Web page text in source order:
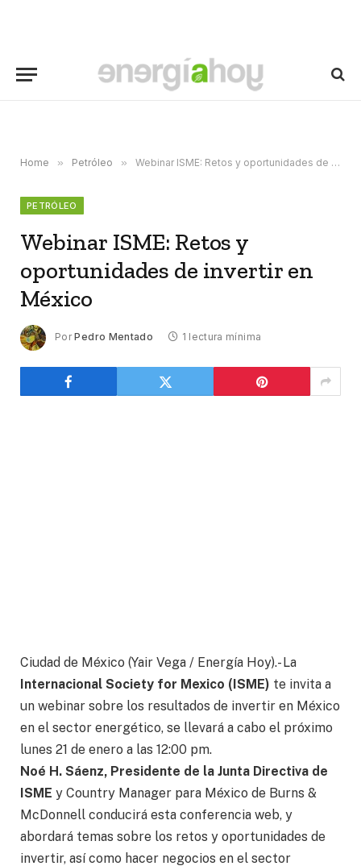
Home » Petróleo » Webinar ISME: Retos y oportunidades de invertir en México
PETRÓLEO
Webinar ISME: Retos y
oportunidades de invertir en
México
Por Pedro Mentado 1 lectura mínima
Ciudad de México (Yair Vega / Energía Hoy).- La
Internacional Society for Mexico (ISME) te invita a
un webinar sobre los resultados de invertir en México
en el sector energético, se llevará a cabo el próximo
lunes 21 de enero a las 12:00 pm.
Noé H. Sáenz, Presidente de la Junta Directiva de
ISME y Country Manager para México de Burns &
McDonnell conducirá esta conferencia web, y
abordará temas sobre los retos y oportunidades de
invertir, así como hacer negocios en el sector